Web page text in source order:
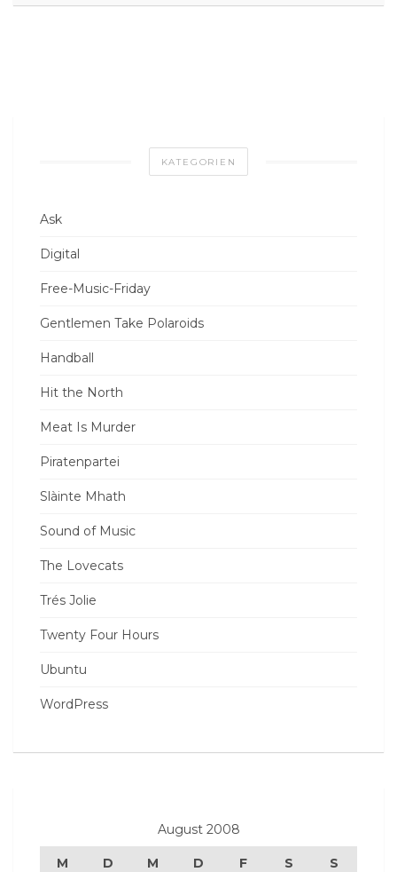
KATEGORIEN
Ask
Digital
Free-Music-Friday
Gentlemen Take Polaroids
Handball
Hit the North
Meat Is Murder
Piratenpartei
Slàinte Mhath
Sound of Music
The Lovecats
Trés Jolie
Twenty Four Hours
Ubuntu
WordPress
August 2008
M D M D F S S